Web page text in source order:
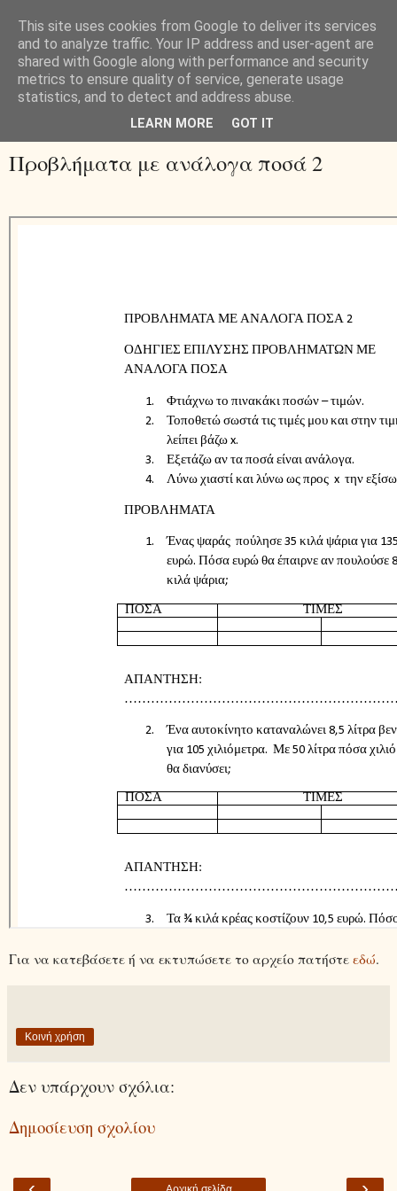
Προβλήματα με ανάλογα ποσά 2
Για να κατεβάσετε ή να εκτυπώσετε το αρχείο πατήστε εδώ.
Κοινή χρήση
Δεν υπάρχουν σχόλια:
Δημοσίευση σχολίου
This site uses cookies from Google to deliver its services
and to analyze traffic. Your IP address and user-agent are
shared with Google along with performance and security
metrics to ensure quality of service, generate usage
statistics, and to detect and address abuse.
LEARN MORE GOT IT